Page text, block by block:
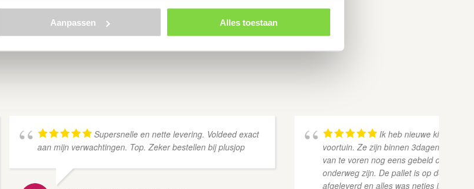
Aanpassen Alles toestaan
Supersnelle en nette levering. Voldeed exact
aan mijn verwachtingen. Top. Zeker bestellen bij plusjop
Ik heb nieuwe kiezels
voortuin. Ze zijn binnen 3dagen netjes
van te voren nog eens gebeld om door
onderweg zijn. De pallet is op de
afgeleverd en alles was netjes ingepakt.